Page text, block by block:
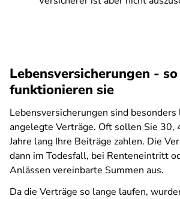
Lebensversicherungen - so
funktionieren sie
Lebensversicherungen sind
angelegte Verträge. Oft sollen Sie 30,
Jahre lang Ihre Beiträge zahlen. Die
dann im Todesfall, bei Renteneintritt
Anlässen vereinbarte Summen aus.
Da die Verträge so lange laufen,